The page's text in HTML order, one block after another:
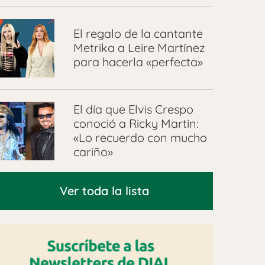
El regalo de la cantante
Metrika a Leire Martínez
para hacerla «perfecta»
El día que Elvis Crespo
conoció a Ricky Martin:
«Lo recuerdo con mucho
cariño»
Ver toda la lista